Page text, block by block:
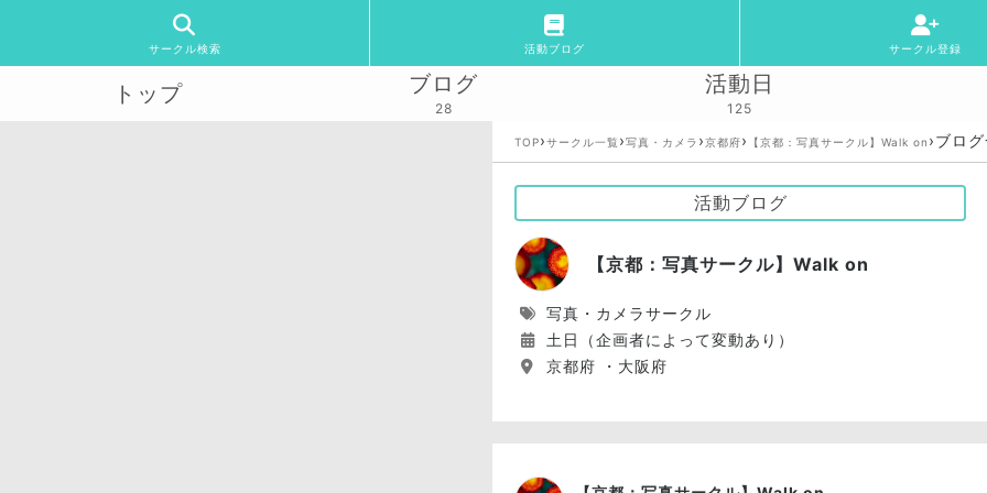
サークル検索 活動ブログ サークル登録
トップ ブログ
28
活動日
125
TOP›サークル一覧 ›写真・カメラ ›京都府› 【京都：写真サークル】Walk on ›ブログ
活動ブログ
【京都：写真サークル】Walk on
写真・カメラサークル
土日（企画者によって変動あり）
京都府 ・大阪府